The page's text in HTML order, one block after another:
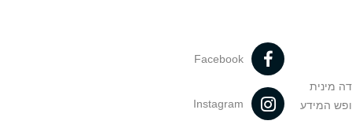
מינית
המידע
Facebook
Instagram